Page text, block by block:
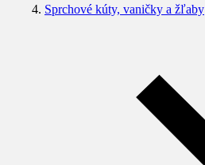
Sprchové kúty, vaničky a žľaby